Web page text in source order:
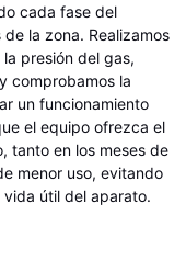
cada fase del
la zona. Realizamos
presión del gas,
comprobamos la
un funcionamiento
el equipo ofrezca el
tanto en los meses de
menor uso, evitando
útil del aparato.